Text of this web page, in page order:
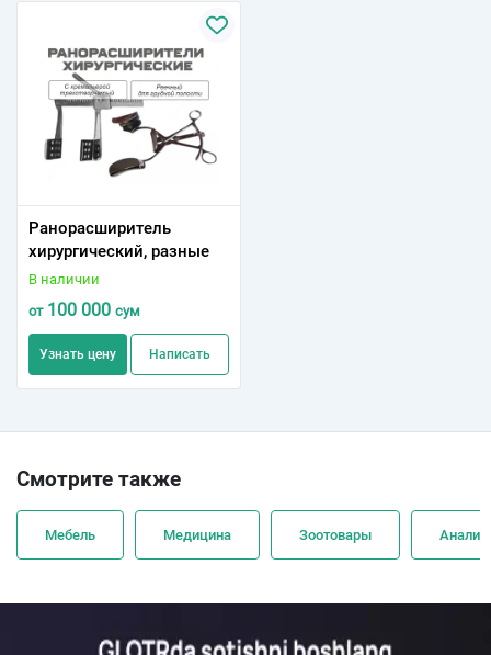
Ранорасшиpитель
хирургический, разные
В наличии
от100 000 сум
Узнать цену Написать
Смотрите также
Мебель Медицина Зоотовары